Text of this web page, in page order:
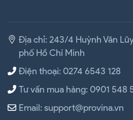
Địa chỉ: 243/4 Huỳnh Văn
phố Hồ Chí Minh
Điện thoại: 0274 6543 128
Tư vấn mua hàng: 0901 548
Email: support@provina.vn